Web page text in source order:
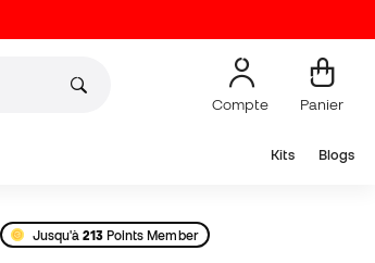
Compte Panier
Kits Blogs
Jusqu'à213Points Member